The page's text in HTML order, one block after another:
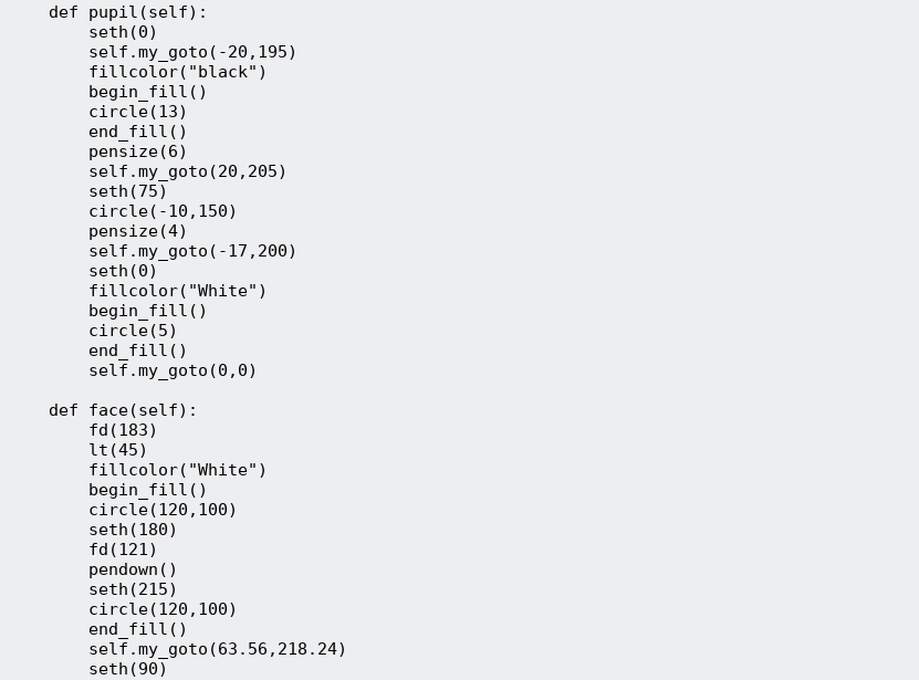
    def pupil(self):
        seth(0)
        self.my_goto(-20,195)
        fillcolor("black")
        begin_fill()
        circle(13)
        end_fill()
        pensize(6)
        self.my_goto(20,205)
        seth(75)
        circle(-10,150)
        pensize(4)
        self.my_goto(-17,200)
        seth(0)
        fillcolor("White")
        begin_fill()
        circle(5)
        end_fill()
        self.my_goto(0,0)
    def face(self):
        fd(183)
        lt(45)
        fillcolor("White")
        begin_fill()
        circle(120,100)
        seth(180)
        fd(121)
        pendown()
        seth(215)
        circle(120,100)
        end_fill()
        self.my_goto(63.56,218.24)
        seth(90)